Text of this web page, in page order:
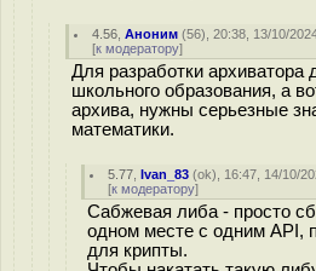
4.56 ,Аноним (56), 20:38, 13/10/
[к модератору]
Для разработки архиватора
школьного образования, а
архива, нужны серьезные
математики.
5.77 ,Ivan_83 (ok), 16:47, 14/10/
[к модератору]
Сабжевая либа - просто
одном месте с одним API,
для крипты.